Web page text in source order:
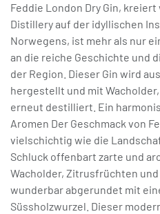
Feddie London Dry Gin, kreiert
Distillery auf der idyllischen
Norwegens, ist mehr als nur
an die reiche Geschichte und
der Region. Dieser Gin wird
hergestellt und mit
erneut destilliert. Ein
Aromen Der Geschmack von
vielschichtig wie die
Schluck offenbart zarte und
Wacholder, Zitrusfrüchten
wunderbar abgerundet mit
Süssholzwurzel. Dieser